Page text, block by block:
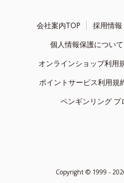
会社案内TOP 採用情報
個人情報保護について
オンラインショップ利用
ポイントサービス利用規
ペンギンリング プ
Copyright © 1999 -